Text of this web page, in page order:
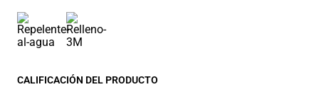
CALIFICACIÓN DEL PRODUCTO